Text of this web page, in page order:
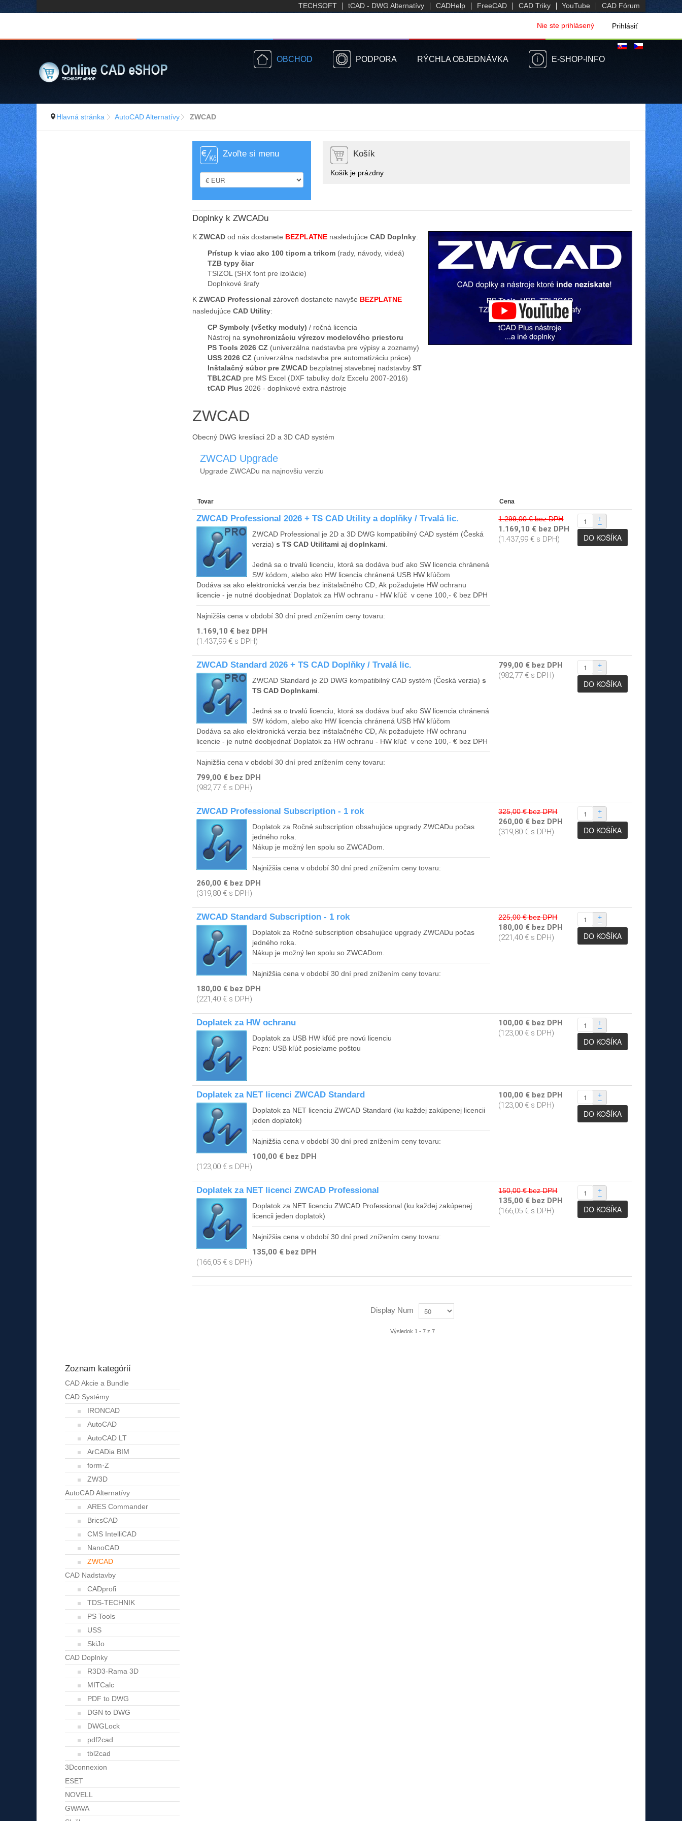
TECHSOFT tCAD - DWG Alternatívy CADHelp FreeCAD CAD Triky YouTube CAD Fórum
Nie ste prihlásený Prihlásiť
OBCHOD PODPORA RÝCHLA OBJEDNÁVKA E-SHOP-INFO
Hlavná stránka AutoCAD Alternatívy ZWCAD
Zvoľte si menu Košík
Košík je prázdny
Doplnky k ZWCADu
K ZWCADod nás dostanete BEZPLATNE nasledujúceCAD Doplnky:
Prístup k viac ako 100 tipom a trikom (rady, návody, videá)
TZB typy čiar
TSIZOL (SHX font pre izolácie)
Doplnkové šrafy
KZWCAD Professional zároveň dostanete navyše BEZPLATNE
nasledujúceCAD Utility:
CP Symboly (všetky moduly) / ročná licencia
Nástroj nasynchronizáciu výrezov modelového priestoru
PS Tools 2026 CZ (univerzálna nadstavba pre výpisy a zoznamy)
USS 2026 CZ (univerzálna nadstavba pre automatizáciu práce)
Inštalačný súbor pre ZWCAD bezplatnej stavebnej nadstavbyST
TBL2CAD pre MS Excel (DXF tabulky do/z Excelu 2007-2016)
tCAD Plus 2026 - doplnkové extra nástroje
ZWCAD
Obecný DWG kresliaci 2D a 3D CAD systém
ZWCAD Upgrade
Upgrade ZWCADu na najnovšiu verziu
Tovar Cena
ZWCAD Professional 2026 + TS CAD Utility a doplňky / Trvalá lic.
ZWCAD Professional je 2D a 3D DWG kompatibilný CAD systém (Česká
verzia)s TS CAD Utilitami aj doplnkami
Jedná sa o trvalú licenciu, ktorá sa dodáva buď ako SW licencia chránená
SW kódom, alebo ako HW licencia chránená USB HW kľúčom
Dodáva sa ako elektronická verzia bez inštalačného CD, Ak požadujete HW ochranu
licencie - je nutné doobjednať Doplatok za HW ochranu - HW kľúč v cene 100,- € bez DPH
Najnižšia cena v období 30 dní pred znížením ceny tovaru:
1.169,10 € bez DPH
(1.437,99 € s DPH)
1.299,00 € bez DPH
1.169,10 € bez DPH
(1.437,99 € s DPH)
+
–
ZWCAD Standard 2026 + TS CAD Doplňky / Trvalá lic.
ZWCAD Standard je 2D DWG kompatibilný CAD systém (Česká verzia)s
TS CAD Doplnkami
Jedná sa o trvalú licenciu, ktorá sa dodáva buď ako SW licencia chránená
SW kódom, alebo ako HW licencia chránená USB HW kľúčom
Dodáva sa ako elektronická verzia bez inštalačného CD, Ak požadujete HW ochranu
licencie - je nutné doobjednať Doplatok za HW ochranu - HW kľúč v cene 100,- € bez DPH
Najnižšia cena v období 30 dní pred znížením ceny tovaru:
799,00 € bez DPH
(982,77 € s DPH)
799,00 € bez DPH
(982,77 € s DPH)
+
–
ZWCAD Professional Subscription - 1 rok
Doplatok za Ročné subscription obsahujúce upgrady ZWCADu počas
jedného roka.
Nákup je možný len spolu so ZWCADom.
Najnižšia cena v období 30 dní pred znížením ceny tovaru:
260,00 € bez DPH
(319,80 € s DPH)
325,00 € bez DPH
260,00 € bez DPH
(319,80 € s DPH)
+
–
ZWCAD Standard Subscription - 1 rok
Doplatok za Ročné subscription obsahujúce upgrady ZWCADu počas
jedného roka.
Nákup je možný len spolu so ZWCADom.
Najnižšia cena v období 30 dní pred znížením ceny tovaru:
180,00 € bez DPH
(221,40 € s DPH)
225,00 € bez DPH
180,00 € bez DPH
(221,40 € s DPH)
+
–
Doplatek za HW ochranu
Doplatok za USB HW kľúč pre novú licenciu
Pozn: USB kľúč posielame poštou
100,00 € bez DPH
(123,00 € s DPH)
+
–
Doplatek za NET licenci ZWCAD Standard
Doplatok za NET licenciu ZWCAD Standard (ku každej zakúpenej licencii
jeden doplatok)
Najnižšia cena v období 30 dní pred znížením ceny tovaru:
100,00 € bez DPH
(123,00 € s DPH)
100,00 € bez DPH
(123,00 € s DPH)
+
–
Doplatek za NET licenci ZWCAD Professional
Doplatok za NET licenciu ZWCAD Professional (ku každej zakúpenej
licencii jeden doplatok)
Najnižšia cena v období 30 dní pred znížením ceny tovaru:
135,00 € bez DPH
(166,05 € s DPH)
150,00 € bez DPH
135,00 € bez DPH
(166,05 € s DPH)
+
–
Display Num
Výsledok 1 - 7 z 7
Zoznam kategórií
CAD Akcie a Bundle
CAD Systémy
IRONCAD
AutoCAD
AutoCAD LT
ArCADia BIM
form·Z
ZW3D
AutoCAD Alternatívy
ARES Commander
BricsCAD
CMS IntelliCAD
NanoCAD
ZWCAD
CAD Nadstavby
CADprofi
TDS-TECHNIK
PS Tools
USS
SkiJo
CAD Doplnky
R3D3-Rama 3D
MITCalc
PDF to DWG
DGN to DWG
DWGLock
pdf2cad
tbl2cad
3Dconnexion
ESET
NOVELL
GWAVA